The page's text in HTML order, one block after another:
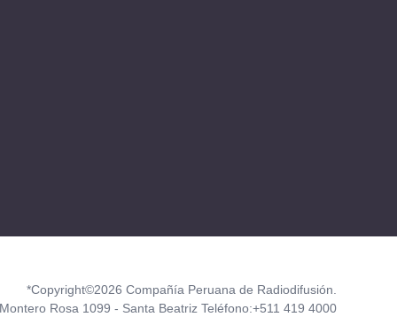
*Copyright©2026 Compañía Peruana de Radiodifusión.
Montero Rosa 1099 - Santa Beatriz Teléfono:+511 419 4000